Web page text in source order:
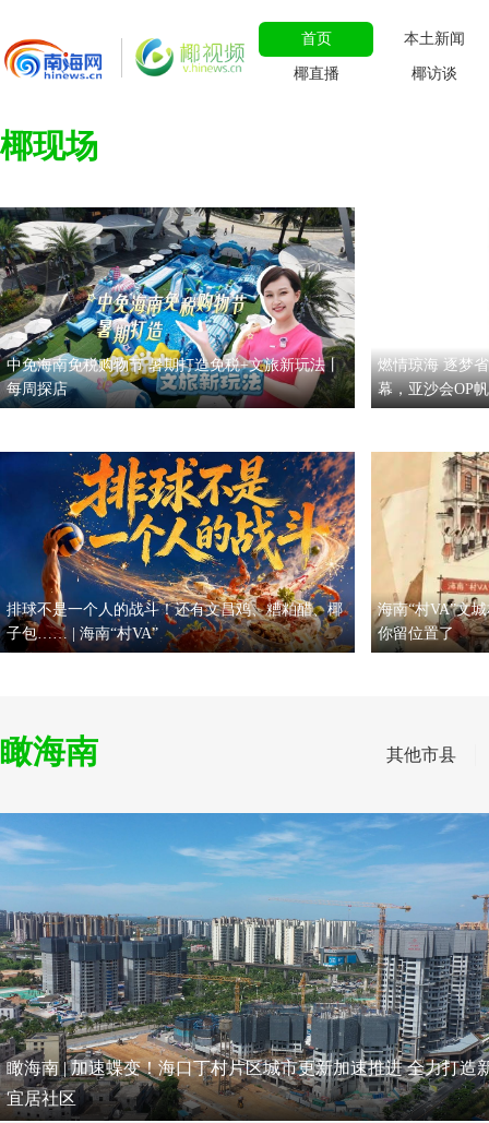
首页 本土新闻
椰直播 椰访谈
椰现场
中免海南免税购物节 暑期打造免税+文旅新玩法丨
每周探店
燃情琼海 逐梦
幕，亚沙会OP
排球不是一个人的战斗！还有文昌鸡、糟粕醋、椰
子包…… | 海南“村VA”
海南“村VA”文
你留位置了
瞰海南 其他市县
瞰海南 | 加速蝶变！海口丁村片区城市更新加速推进 全力打造
宜居社区